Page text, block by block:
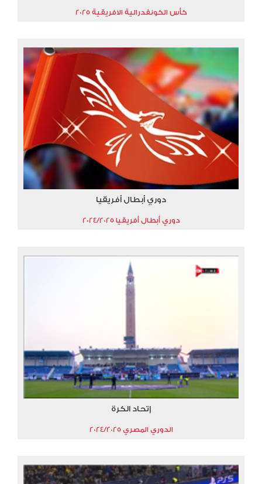
كأس الكونفدرالية الافريقية 2025
دوري أبطال أفريقيا
دوري أبطال أفريقيا 2024/2025
إتحاد الكرة
الدوري المصري 2024/2025